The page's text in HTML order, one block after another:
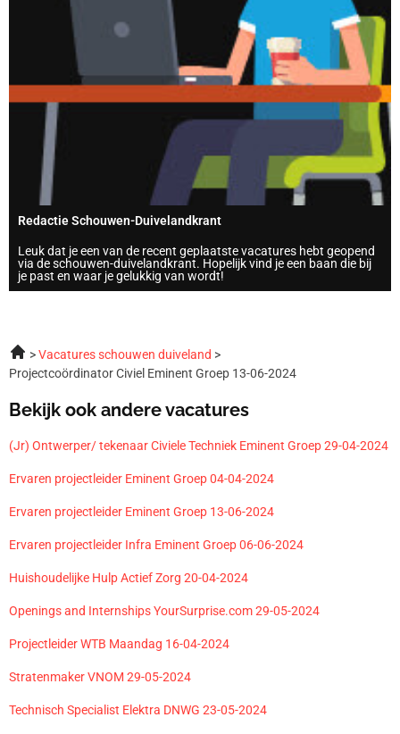
Redactie Schouwen-Duivelandkrant
Leuk dat je een van de recent geplaatste vacatures hebt geopend
via de schouwen-duivelandkrant. Hopelijk vind je een baan die bij
je past en waar je gelukkig van wordt!
Vacatures schouwen duiveland
Projectcoördinator Civiel Eminent Groep 13-06-2024
Bekijk ook andere vacatures
(Jr) Ontwerper/ tekenaar Civiele Techniek Eminent Groep 29-04-2024
Ervaren projectleider Eminent Groep 04-04-2024
Ervaren projectleider Eminent Groep 13-06-2024
Ervaren projectleider Infra Eminent Groep 06-06-2024
Huishoudelijke Hulp Actief Zorg 20-04-2024
Openings and Internships YourSurprise.com 29-05-2024
Projectleider WTB Maandag 16-04-2024
Stratenmaker VNOM 29-05-2024
Technisch Specialist Elektra DNWG 23-05-2024